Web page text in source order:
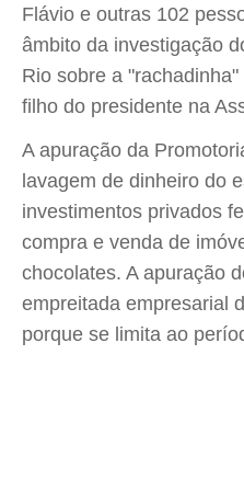
Flávio e outras 102
âmbito da investigação
Rio sobre a
filho do presidente na
A apuração da
lavagem de dinheiro do
investimentos privados
compra e venda de
chocolates. A apuração
empreitada empresarial
porque se limita ao